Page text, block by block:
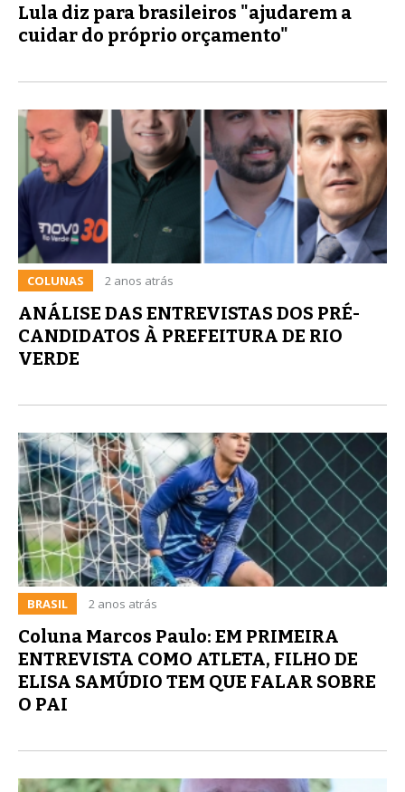
Lula diz para brasileiros "ajudarem a
cuidar do próprio orçamento"
COLUNAS 2 anos atrás
ANÁLISE DAS ENTREVISTAS DOS PRÉ-
CANDIDATOS À PREFEITURA DE RIO
VERDE
BRASIL 2 anos atrás
Coluna Marcos Paulo: EM PRIMEIRA
ENTREVISTA COMO ATLETA, FILHO DE
ELISA SAMÚDIO TEM QUE FALAR SOBRE
O PAI